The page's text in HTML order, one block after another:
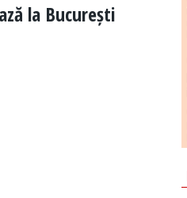
la București